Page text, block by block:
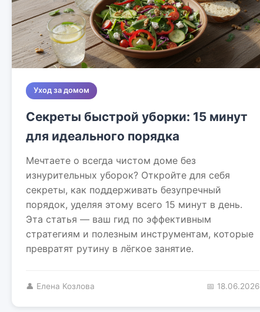
Уход за домом
Секреты быстрой уборки: 15 минут
для идеального порядка
Мечтаете о всегда чистом доме без
изнурительных уборок? Откройте для себя
секреты, как поддерживать безупречный
порядок, уделяя этому всего 15 минут в день.
Эта статья — ваш гид по эффективным
стратегиям и полезным инструментам, которые
превратят рутину в лёгкое занятие.
👤 Елена Козлова 📅 18.06.2026